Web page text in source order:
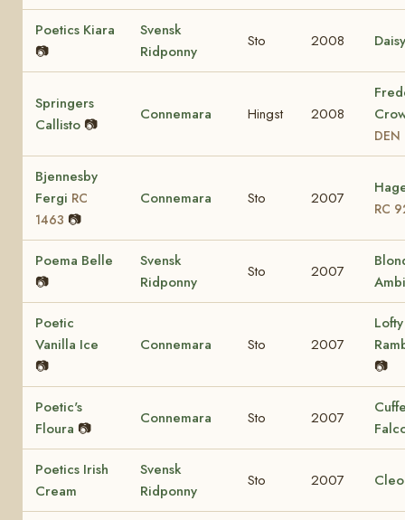
Poetics Kiara
📷
Svensk
Ridponny
Sto 2008 Daisy
Springers
Callisto 📷
Connemara Hingst 2008
Bjennesby
Fergi RC
1463 📷
Connemara Sto 2007
RC
Poema Belle
📷
Svensk
Ridponny
Sto 2007
Poetic
Vanilla Ice
📷
Connemara Sto 2007
📷
Poetic's
Floura 📷
Connemara Sto 2007
Poetics Irish
Cream
Svensk
Ridponny
Sto 2007